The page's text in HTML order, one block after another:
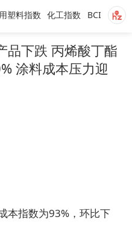
BCI
化工指数
塑料指数
品下跌 丙烯酸丁酯
涂料成本压力迎
本指数为93%，环比下